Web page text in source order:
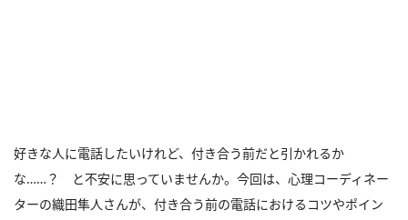
好きな人に電話したいけれど、付き合う前だと引かれるか
な……？ と不安に思っていませんか。今回は、心理コーディネー
ターの織田隼人さんが、付き合う前の電話におけるコツやポイン